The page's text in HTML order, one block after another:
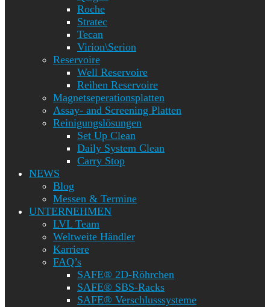
Roche
Stratec
Tecan
Virion\Serion
Reservoire
Well Reservoire
Reihen Reservoire
Magnetseperationsplatten
Assay- and Screening Platten
Reinigungslösungen
Set Up Clean
Daily System Clean
Carry Stop
NEWS
Blog
Messen & Termine
UNTERNEHMEN
LVL Team
Weltweite Händler
Karriere
FAQ’s
SAFE® 2D-Röhrchen
SAFE® SBS-Racks
SAFE® Verschlusssysteme